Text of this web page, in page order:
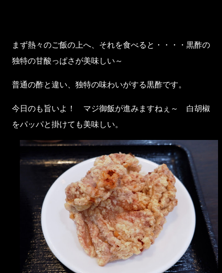
まず熱々のご飯の上へ、それを食べると・・・・黒酢の
独特の甘酸っぱさが美味しい～
普通の酢と違い、独特の味わいがする黒酢です。
今日のも旨いよ！ マジ御飯が進みますねぇ～ 白胡椒
をパッパと掛けても美味しい。